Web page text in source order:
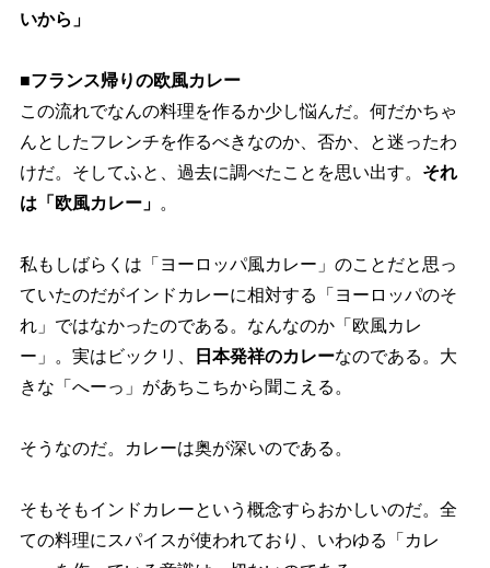
いから」
■フランス帰りの欧風カレー
この流れでなんの料理を作るか少し悩んだ。何だかちゃ
んとしたフレンチを作るべきなのか、否か、と迷ったわ
けだ。そしてふと、過去に調べたことを思い出す。 それ
は「欧風カレー」 。
私もしばらくは「ヨーロッパ風カレー」のことだと思っ
ていたのだがインドカレーに相対する「ヨーロッパのそ
れ」ではなかったのである。なんなのか「欧風カレ
ー」。実はビックリ、
日本発祥のカレーなのである。大
きな「へーっ」があちこちから聞こえる。
そうなのだ。カレーは奥が深いのである。
そもそもインドカレーという概念すらおかしいのだ。全
ての料理にスパイスが使われており、いわゆる「カレ